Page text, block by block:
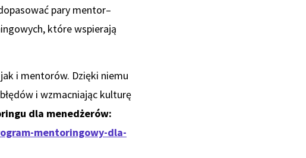
pary mentor–
które wspierają
i mentorów. Dzięki niemu
i wzmacniając kulturę
dla menedżerów:
mentoringowy-dla-